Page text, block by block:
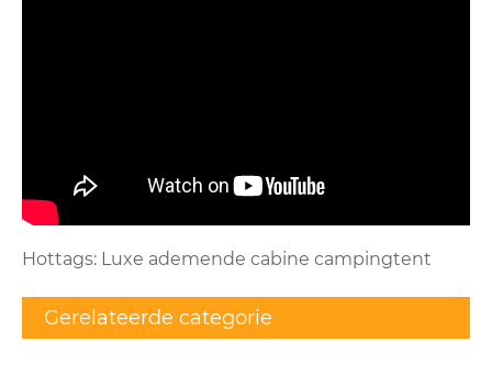
Hottags: Luxe ademende cabine campingtent
Gerelateerde categorie